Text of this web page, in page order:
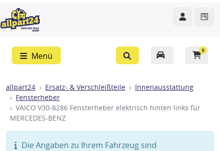
Menü
0
allpart24 Ersatz- & Verschleißteile
Innenausstattung
Fensterheber
VAICO V30-8286 Fensterheber elektrisch hinten links für
MERCEDES-BENZ
Die Angaben zu Ihrem Fahrzeug sind